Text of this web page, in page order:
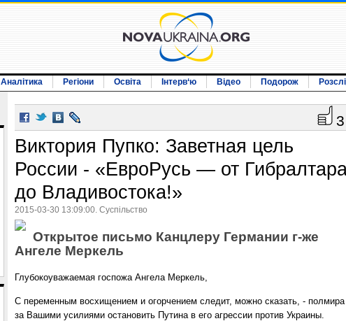
Аналітика Регіони Освіта Інтерв‘ю Відео Подорож
3
Виктория Пупко: Заветная цель
России - «ЕвроРусь — от
до Владивостока!»
2015-03-30 13:09:00. Суспільство
Открытое письмо Канцлеру Германии г-же
Ангеле Меркель
Глубокоуважаемая госпожа Ангела Меркель,
С переменным восхищением и огорчением следит, можно сказать, -
за Вашими усилиями остановить Путина в его агрессии против Украины.